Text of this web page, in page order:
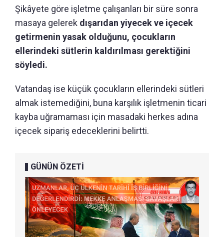
Şikâyete göre işletme çalışanları bir süre sonra
masaya gelerek dışarıdan yiyecek ve içecek
getirmenin yasak olduğunu, çocukların
ellerindeki sütlerin kaldırılması gerektiğini
söyledi.
Vatandaş ise küçük çocukların ellerindeki sütleri
almak istemediğini, buna karşılık işletmenin ticari
kayba uğramaması için masadaki herkes adına
içecek sipariş edeceklerini belirtti.
GÜNÜN ÖZETİ